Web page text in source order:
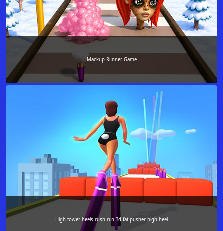
Mackup Runner Game
High tower heels rush run 3d-fat pusher high heel